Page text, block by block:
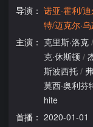
导演： 诺亚·霍利/
特/迈克尔·
主演： 克里斯·洛克 /
克·休斯顿 /
斯波西托 /
莫西·奥利芬
hite
首播： 2020-01-01